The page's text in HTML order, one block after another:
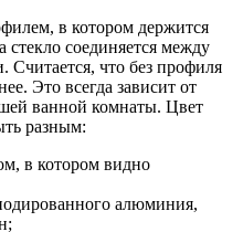
в котором держится
соединяется между
что без профиля
Это всегда зависит от
ванной комнаты. Цвет
разным:
в котором видно
алюминия,